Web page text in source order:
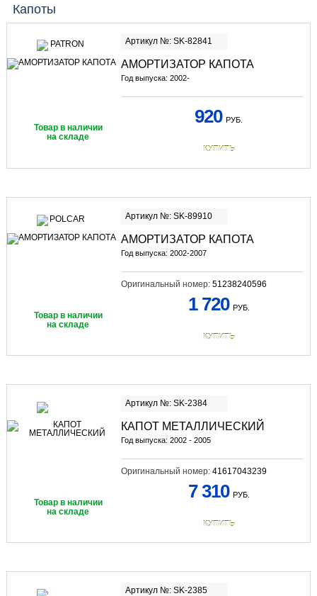
Капоты
Артикул №: SK-82841
АМОРТИЗАТОР КАПОТА
Год выпуска: 2002-
Товар в наличии
на складе
920 РУБ.
КУПИТЬ
Артикул №: SK-89910
АМОРТИЗАТОР КАПОТА
Год выпуска: 2002-2007
Оригинальный номер: 51238240596
Товар в наличии
на складе
1 720 РУБ.
КУПИТЬ
Артикул №: SK-2384
КАПОТ МЕТАЛЛИЧЕСКИЙ
Год выпуска: 2002 - 2005
Оригинальный номер: 41617043239
Товар в наличии
на складе
7 310 РУБ.
КУПИТЬ
Артикул №: SK-2385